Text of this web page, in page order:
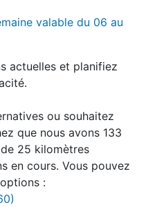
valable du 06 au
actuelles et planifiez
ou souhaitez
que nous avons 133
25 kilomètres
en cours. Vous pouvez
: